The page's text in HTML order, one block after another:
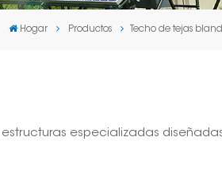
Hogar Productos Techo de tejas
especializadas